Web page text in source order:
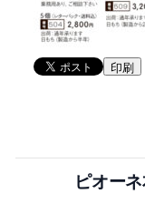
印刷
ピオー